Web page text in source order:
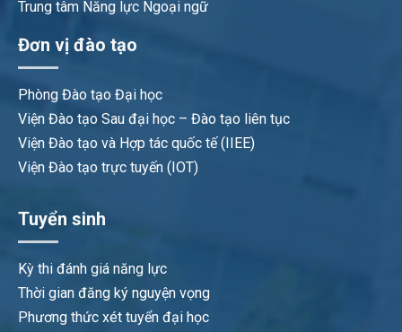
Trung tâm Năng lực Ngoại ngữ
Đơn vị đào tạo
Phòng Đào tạo Đại học
Viện Đào tạo Sau đại học – Đào tạo liên tục
Viện Đào tạo và Hợp tác quốc tế (IIEE)
Viện Đào tạo trực tuyến (IOT)
Tuyển sinh
Kỳ thi đánh giá năng lực
Thời gian đăng ký nguyện vọng
Phương thức xét tuyển đại học